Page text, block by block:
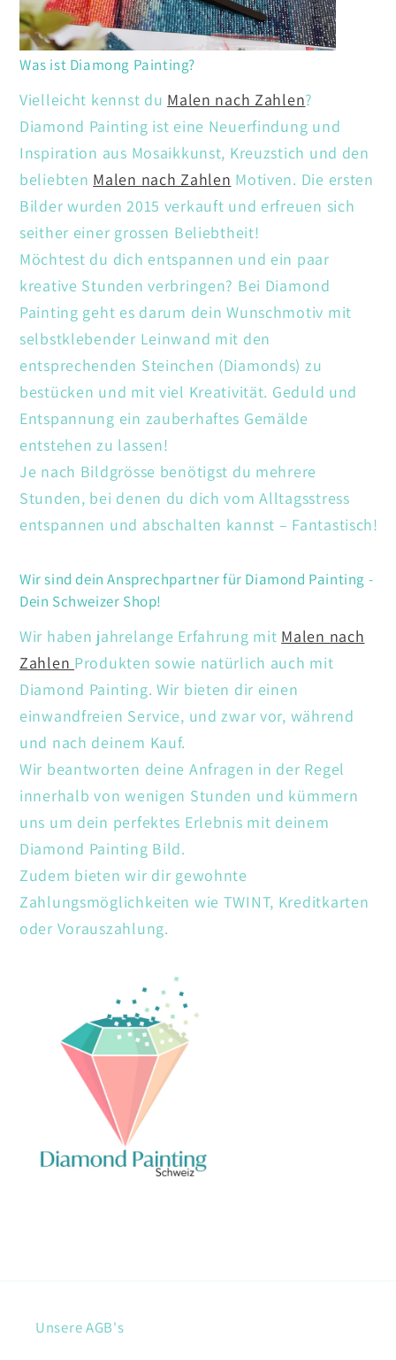
Was ist Diamong Painting?
Vielleicht kennst du Malen nach Zahlen?
Diamond Painting ist eine Neuerfindung und
Inspiration aus Mosaikkunst, Kreuzstich und den
beliebten Malen nach Zahlen Motiven. Die ersten
Bilder wurden 2015 verkauft und erfreuen sich
seither einer grossen Beliebtheit!
Möchtest du dich entspannen und ein paar
kreative Stunden verbringen? Bei Diamond
Painting geht es darum dein Wunschmotiv mit
selbstklebender Leinwand mit den
entsprechenden Steinchen (Diamonds) zu
bestücken und mit viel Kreativität. Geduld und
Entspannung ein zauberhaftes Gemälde
entstehen zu lassen!
Je nach Bildgrösse benötigst du mehrere
Stunden, bei denen du dich vom Alltagsstress
entspannen und abschalten kannst – Fantastisch!
Wir sind dein Ansprechpartner für Diamond Painting -
Dein Schweizer Shop!
Wir haben jahrelange Erfahrung mit Malen nach
Zahlen Produkten sowie natürlich auch mit
Diamond Painting. Wir bieten dir einen
einwandfreien Service, und zwar vor, während
und nach deinem Kauf.
Wir beantworten deine Anfragen in der Regel
innerhalb von wenigen Stunden und kümmern
uns um dein perfektes Erlebnis mit deinem
Diamond Painting Bild.
Zudem bieten wir dir gewohnte
Zahlungsmöglichkeiten wie TWINT, Kreditkarten
oder Vorauszahlung.
Unsere AGB's